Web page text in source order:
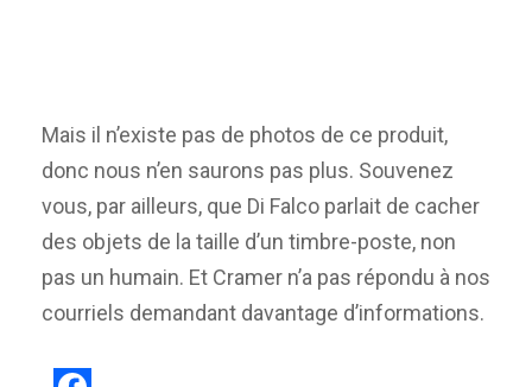
Mais il n’existe pas de photos de ce produit,
donc nous n’en saurons pas plus. Souvenez
vous, par ailleurs, que Di Falco parlait de cacher
des objets de la taille d’un timbre-poste, non
pas un humain. Et Cramer n’a pas répondu à nos
courriels demandant davantage d’informations.